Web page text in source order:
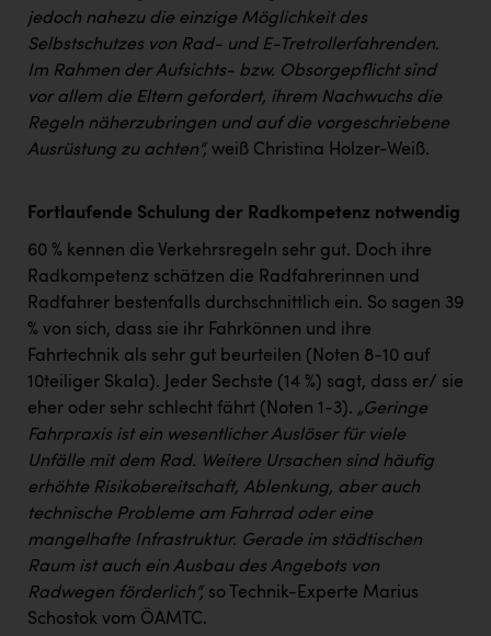
jedoch nahezu die einzige Möglichkeit des
Selbstschutzes von Rad- und E-Tretrollerfahrenden.
Im Rahmen der Aufsichts- bzw. Obsorgepflicht sind
vor allem die Eltern gefordert, ihrem Nachwuchs die
Regeln näherzubringen und auf die vorgeschriebene
Ausrüstung zu achten“, weiß Christina Holzer-Weiß.
Fortlaufende Schulung der Radkompetenz notwendig
60 % kennen die Verkehrsregeln sehr gut. Doch ihre
Radkompetenz schätzen die Radfahrerinnen und
Radfahrer bestenfalls durchschnittlich ein. So sagen 39
% von sich, dass sie ihr Fahrkönnen und ihre
Fahrtechnik als sehr gut beurteilen (Noten 8-10 auf
10teiliger Skala). Jeder Sechste (14 %) sagt, dass er/ sie
eher oder sehr schlecht fährt (Noten 1-3). „Geringe
Fahrpraxis ist ein wesentlicher Auslöser für viele
Unfälle mit dem Rad. Weitere Ursachen sind häufig
erhöhte Risikobereitschaft, Ablenkung, aber auch
technische Probleme am Fahrrad oder eine
mangelhafte Infrastruktur. Gerade im städtischen
Raum ist auch ein Ausbau des Angebots von
Radwegen förderlich“, so Technik-Experte Marius
Schostok vom ÖAMTC.